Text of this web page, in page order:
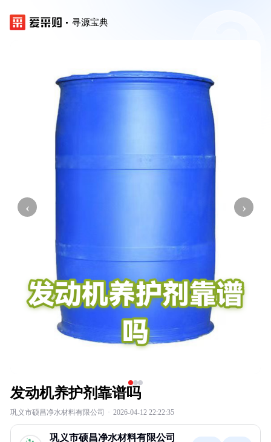
寻源宝典
‹ ›
发动机养护剂靠谱吗
巩义市硕昌净水材料有限公司 · 2026-04-12 22:22:35
巩义市硕昌净水材料有限公司